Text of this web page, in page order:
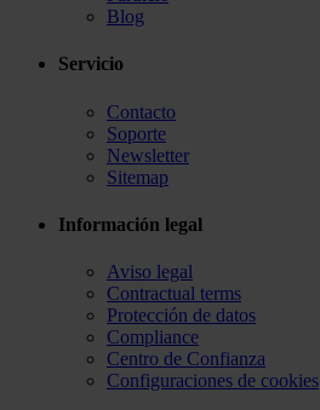
Blog
Servicio
Contacto
Soporte
Newsletter
Sitemap
Información legal
Aviso legal
Contractual terms
Protección de datos
Compliance
Centro de Confianza
Configuraciones de cookies